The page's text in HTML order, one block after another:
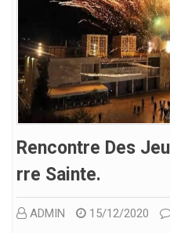
Rencontre Des
Rre Sainte.
ADMIN 15/12/2020